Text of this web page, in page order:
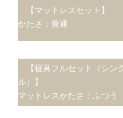
【マットレスセット】
かたさ：普通
【寝具フルセット（シン
ル）】
マットレスかたさ：ふつう